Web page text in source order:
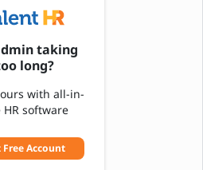
taking
long?
with all-in-
HR software
Free Account